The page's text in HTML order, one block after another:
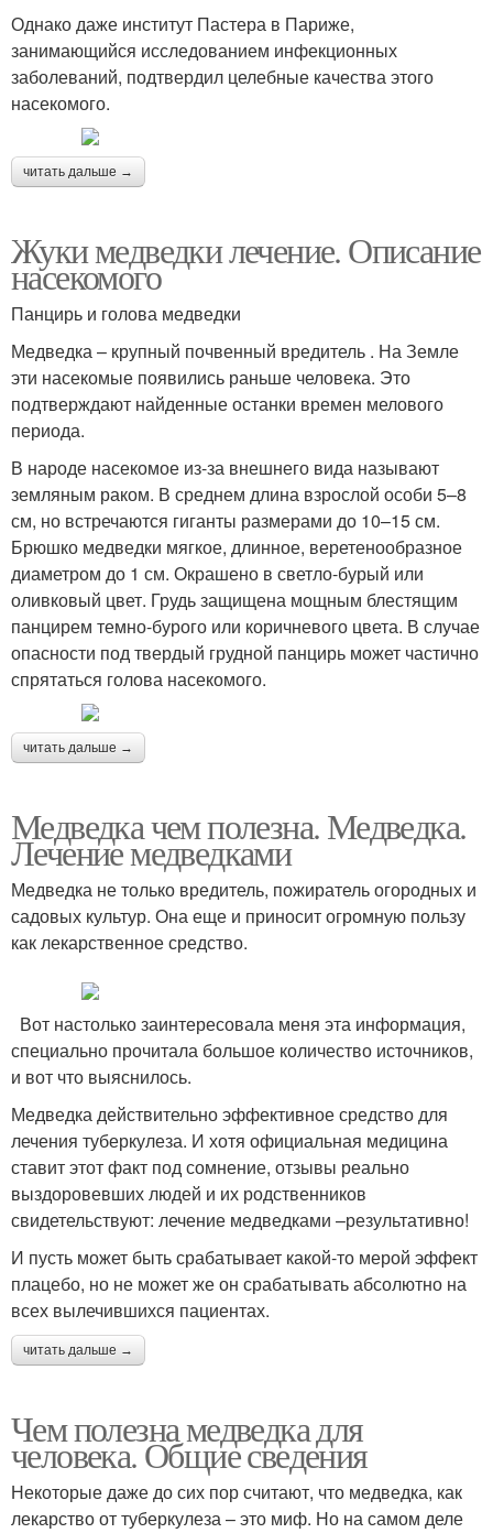
Однако даже институт Пастера в Париже,
занимающийся исследованием инфекционных
заболеваний, подтвердил целебные качества этого
насекомого.
читать дальше →
Жуки медведки лечение. Описание
насекомого
Панцирь и голова медведки
Медведка – крупный почвенный вредитель . На Земле
эти насекомые появились раньше человека. Это
подтверждают найденные останки времен мелового
периода.
В народе насекомое из-за внешнего вида называют
земляным раком. В среднем длина взрослой особи 5–8
см, но встречаются гиганты размерами до 10–15 см.
Брюшко медведки мягкое, длинное, веретенообразное
диаметром до 1 см. Окрашено в светло-бурый или
оливковый цвет. Грудь защищена мощным блестящим
панцирем темно-бурого или коричневого цвета. В случае
опасности под твердый грудной панцирь может частично
спрятаться голова насекомого.
читать дальше →
Медведка чем полезна. Медведка.
Лечение медведками
Медведка не только вредитель, пожиратель огородных и
садовых культур. Она еще и приносит огромную пользу
как лекарственное средство.
Вот настолько заинтересовала меня эта информация,
специально прочитала большое количество источников,
и вот что выяснилось.
Медведка действительно эффективное средство для
лечения туберкулеза. И хотя официальная медицина
ставит этот факт под сомнение, отзывы реально
выздоровевших людей и их родственников
свидетельствуют: лечение медведками –результативно!
И пусть может быть срабатывает какой-то мерой эффект
плацебо, но не может же он срабатывать абсолютно на
всех вылечившихся пациентах.
читать дальше →
Чем полезна медведка для
человека. Общие сведения
Некоторые даже до сих пор считают, что медведка, как
лекарство от туберкулеза – это миф. Но на самом деле